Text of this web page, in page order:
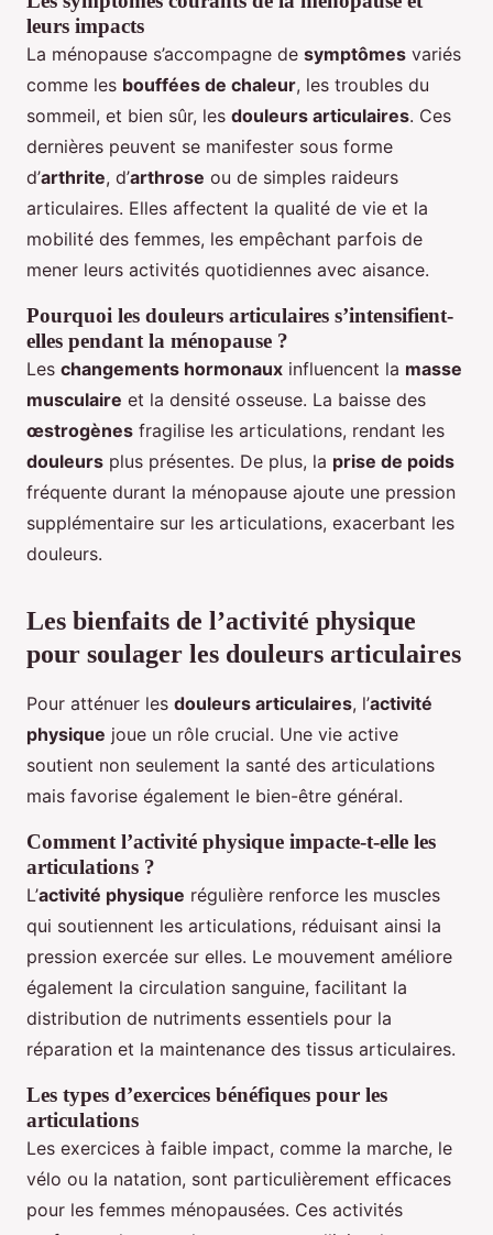
leurs impacts
La ménopause s’accompagne de symptômes variés
comme les bouffées de chaleur, les troubles du
sommeil, et bien sûr, les douleurs articulaires. Ces
dernières peuvent se manifester sous forme
d’arthrite, d’arthrose ou de simples raideurs
articulaires. Elles affectent la qualité de vie et la
mobilité des femmes, les empêchant parfois de
mener leurs activités quotidiennes avec aisance.
Pourquoi les douleurs articulaires s’intensifient-
elles pendant la ménopause ?
Les changements hormonaux influencent la masse
musculaire et la densité osseuse. La baisse des
œstrogènes fragilise les articulations, rendant les
douleurs plus présentes. De plus, la prise de poids
fréquente durant la ménopause ajoute une pression
supplémentaire sur les articulations, exacerbant les
douleurs.
Les bienfaits de l’activité physique
pour soulager les douleurs articulaires
Pour atténuer les douleurs articulaires, l’activité
physique joue un rôle crucial. Une vie active
soutient non seulement la santé des articulations
mais favorise également le bien-être général.
Comment l’activité physique impacte-t-elle les
articulations ?
L’activité physique régulière renforce les muscles
qui soutiennent les articulations, réduisant ainsi la
pression exercée sur elles. Le mouvement améliore
également la circulation sanguine, facilitant la
distribution de nutriments essentiels pour la
réparation et la maintenance des tissus articulaires.
Les types d’exercices bénéfiques pour les
articulations
Les exercices à faible impact, comme la marche, le
vélo ou la natation, sont particulièrement efficaces
pour les femmes ménopausées. Ces activités